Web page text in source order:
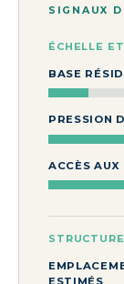
SIGNAUX
ÉCHELLE
BASE
PRESSION
ACCÈS
ESTIMÉS